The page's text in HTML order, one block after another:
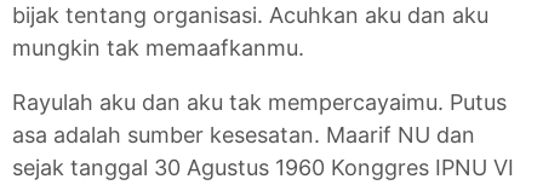
bijak tentang organisasi. Acuhkan aku dan aku
mungkin tak memaafkanmu.
Rayulah aku dan aku tak mempercayaimu. Putus
asa adalah sumber kesesatan. Maarif NU dan
sejak tanggal 30 Agustus 1960 Konggres IPNU VI